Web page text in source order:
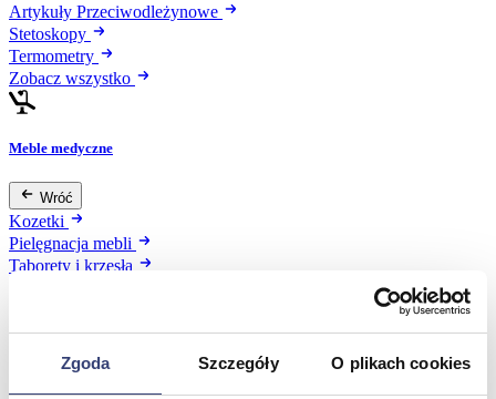
Zgoda Szczegóły O plikach cookies
Artykuły Przeciwodleżynowe
Stetoskopy
Termometry
Zobacz wszystko
Meble medyczne
Wróć
Kozetki
Pielęgnacja mebli
Taborety i krzesła
Fotele
Zobacz wszystko